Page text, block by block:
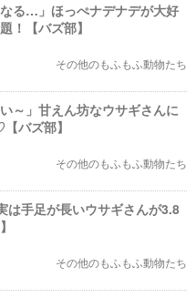
なる…」ほっぺナデナデが大好
！【バズ部】
その他のもふもふ動物たち
～」甘えん坊なウサギさんに
バズ部】
その他のもふもふ動物たち
は手足が長いウサギさんが3.8
その他のもふもふ動物たち